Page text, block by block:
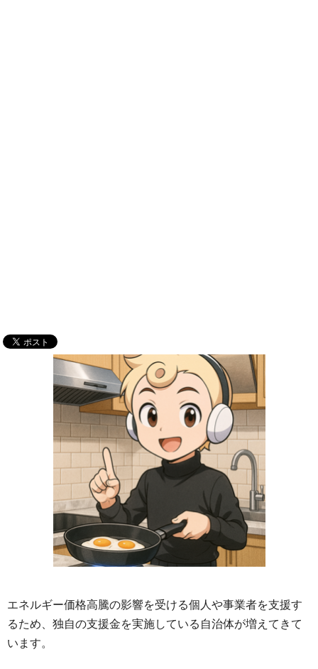
エネルギー価格高騰の影響を受ける個人や事業者を支援す
るため、独自の支援金を実施している自治体が増えてきて
います。